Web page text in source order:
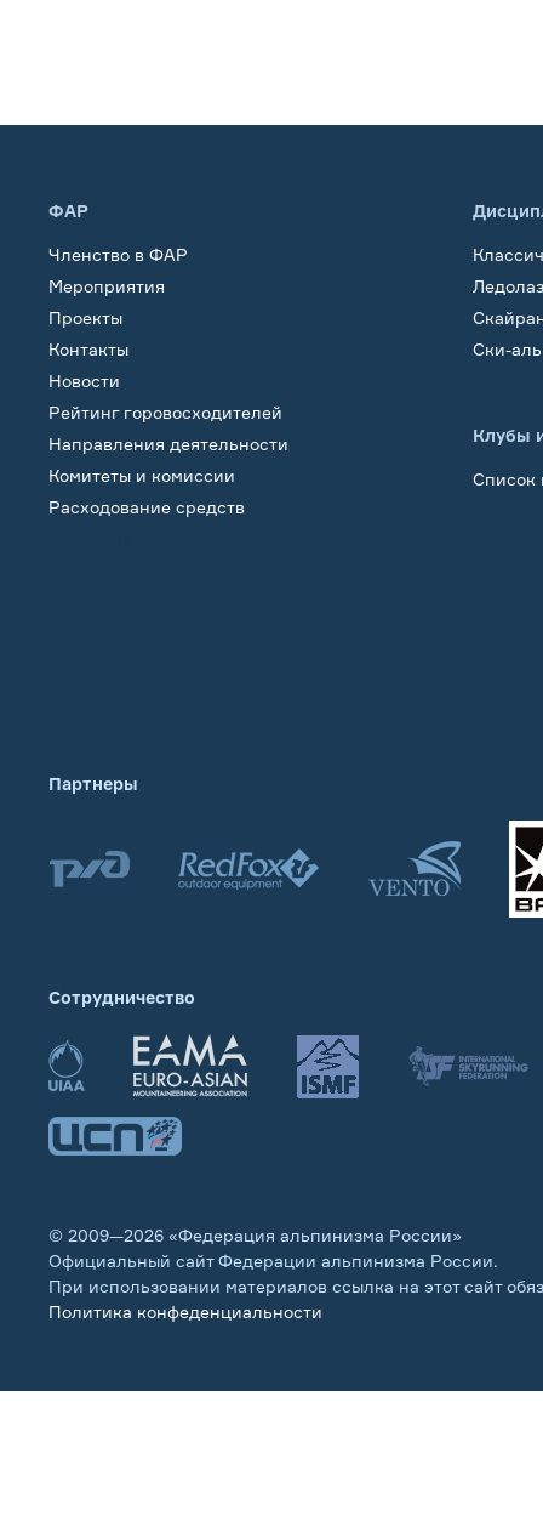
ФАР
Членство в ФАР
Мероприятия
Проекты
Контакты
Новости
Рейтинг горовосходителей
Направления деятельности
Комитеты и комиссии
Расходование средств
Ски-
Клубы
Список
Партнеры
Сотрудничество
© 2009—2026 «Федерация альпинизма России»
Официальный сайт Федерации альпинизма России.
При использовании материалов ссылка на этот сайт
Политика конфеденциальности